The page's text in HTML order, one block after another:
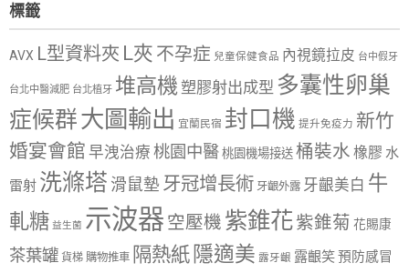
標籤
AVX L型資料夾 L夾 不孕症 兒童保健食品 內視鏡拉皮 台中假牙
台北中醫減肥 台北植牙 堆高機塑膠射出成型 多囊性卵巢
症候群大圖輸出 宜蘭民宿 封口機 提升免疫力 新竹
婚宴會館 早洩治療 桃園中醫 桃園機場接送 桶裝水 橡膠 水
雷射 洗滌塔 滑鼠墊 牙冠增長術 牙齦外露 牙齦美白 牛
軋糖 益生菌 示波器 空壓機 紫錐花紫錐菊 花賜康
茶葉罐 貨梯 購物推車 隔熱紙 隱適美 露牙齦 露齦笑預防感冒